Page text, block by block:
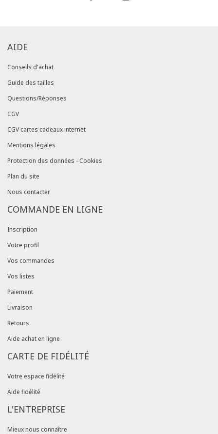
AIDE
Conseils d'achat
Guide des tailles
Questions/Réponses
CGV
CGV cartes cadeaux internet
Mentions légales
Protection des données - Cookies
Plan du site
Nous contacter
COMMANDE EN LIGNE
Inscription
Votre profil
Vos commandes
Vos listes
Paiement
Livraison
Retours
Aide achat en ligne
CARTE DE FIDÉLITÉ
Votre espace fidélité
Aide fidélité
L'ENTREPRISE
Mieux nous connaître